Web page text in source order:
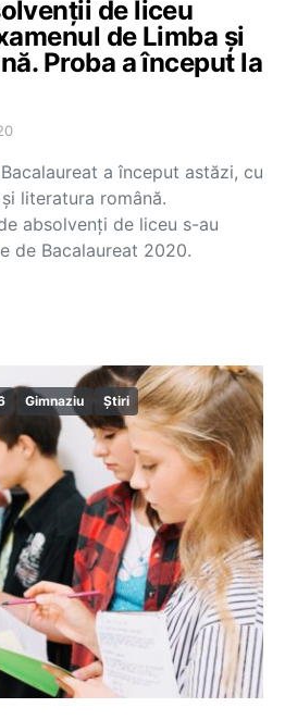
de liceu
de Limba și
Proba a început la
a început astăzi, cu
literatura română.
absolvenți de liceu s-au
de Bacalaureat 2020.
Gimnaziu Știri